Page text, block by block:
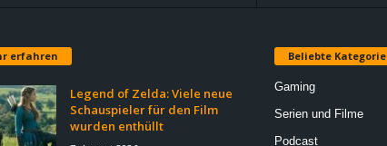
erfahren
Legend of Zelda: Viele neue
Schauspieler für den Film
wurden enthüllt
Beliebte Kategorie
Gaming
Serien und Filme
Podcast